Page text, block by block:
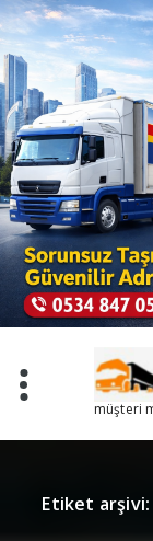
İçeriğe
geç
müşteri
Etiket